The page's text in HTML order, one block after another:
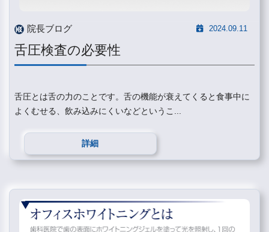
院長ブログ 2024.09.11
舌圧検査の必要性
舌圧とは舌の力のことです。舌の機能が衰えてくると食事中に
よくむせる、飲み込みにくいなどというこ...
詳細